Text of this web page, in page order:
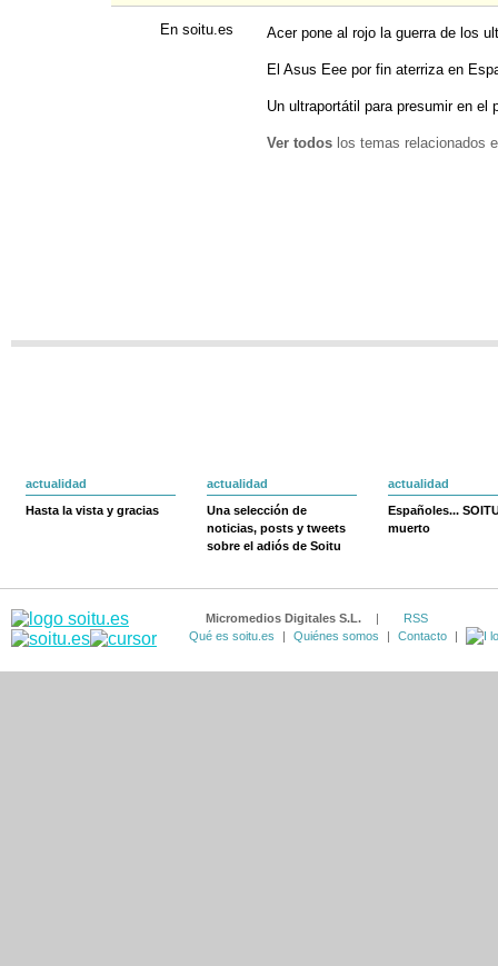
En soitu.es Acer pone al rojo la guerra de los
El Asus Eee por fin aterriza en
Un ultraportátil para presumir en el
Ver todos los temas relacionados
actualidad
Hasta la vista y gracias
actualidad
Una selección de
noticias, posts y tweets
sobre el adiós de Soitu
actualidad
Españoles...
muerto
Micromedios Digitales S.L. |
RSS
Qué es soitu.es
| Quiénes somos | Contacto |